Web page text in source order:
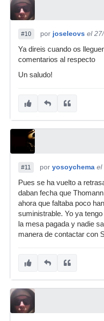
#10 por joseleovs el
Ya direis cuando os
comentarios al respecto
Un saludo!
#11 por yosoychema el
Pues se ha vuelto a
daban fecha que
ahora que faltaba poco
suministrable. Yo ya
la mesa pagada y nadie
manera de contactar con